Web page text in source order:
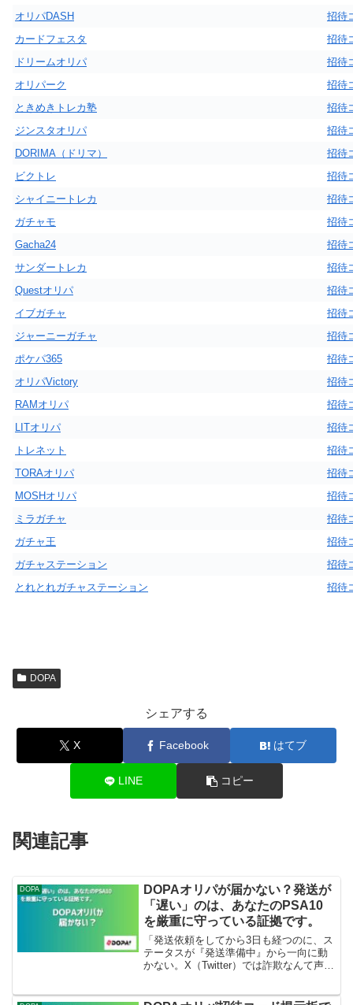
オリパDASH
招待
カードフェスタ
招待
ドリームオリパ
招待
オリパーク
招待
ときめきトレカ塾
招待
ジンスタオリパ
招待
DORIMA（ドリマ）
招待
ビクトレ
招待
シャイニートレカ
招待
ガチャモ
招待
Gacha24
招待
サンダートレカ
招待
Questオリパ
招待
イブガチャ
招待
ジャーニーガチャ
招待
ポケパ365
招待
オリパVictory
招待
RAMオリパ
招待
LITオリパ
招待
トレネット
招待
TORAオリパ
招待
MOSHオリパ
招待
ミラガチャ
招待
ガチャ王
招待
ガチャステーション
招待
とれとれガチャステーション
招待
DOPA
シェアする
X Facebook はてブ
LINE コピー
関連記事
DOPA
DOPAオリパが届かない？発送が
「遅い」のは、あなたのPSA10
を厳重に守っている証拠です。
「発送依頼をしてから3日も経つのに、ス
テータスが『発送準備中』から一向に動
かない。X（Twitter）では詐欺なんて声も